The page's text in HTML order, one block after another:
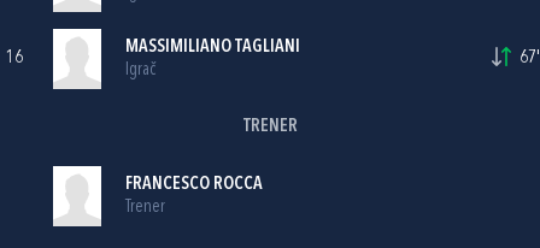
16
MASSIMILIANO TAGLIANI
Igrač
67'
TRENER
FRANCESCO ROCCA
Trener